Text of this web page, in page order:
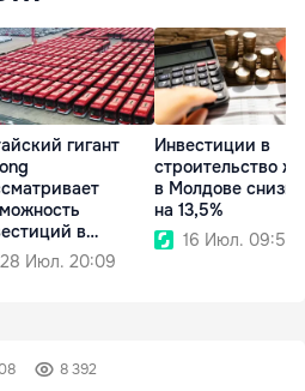
гигант
в
Молдова
28 Июл. 20:09
Инвестиции в
строительство
в Молдове
на 13,5%
16 Июл. 09:50
8 392